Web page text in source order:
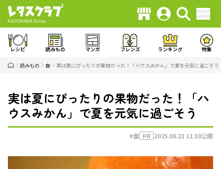
レシピ 読みもの マンガ フレンズ ランキング 特集
読みもの 食 実は夏にぴったりの果物だった！「ハウスみかん」で夏を元気に過ごそう
実は夏にぴったりの果物だった！「ハ
ウスみかん」で夏を元気に過ごそう
#食 PR 2025.06.23 11:30公開